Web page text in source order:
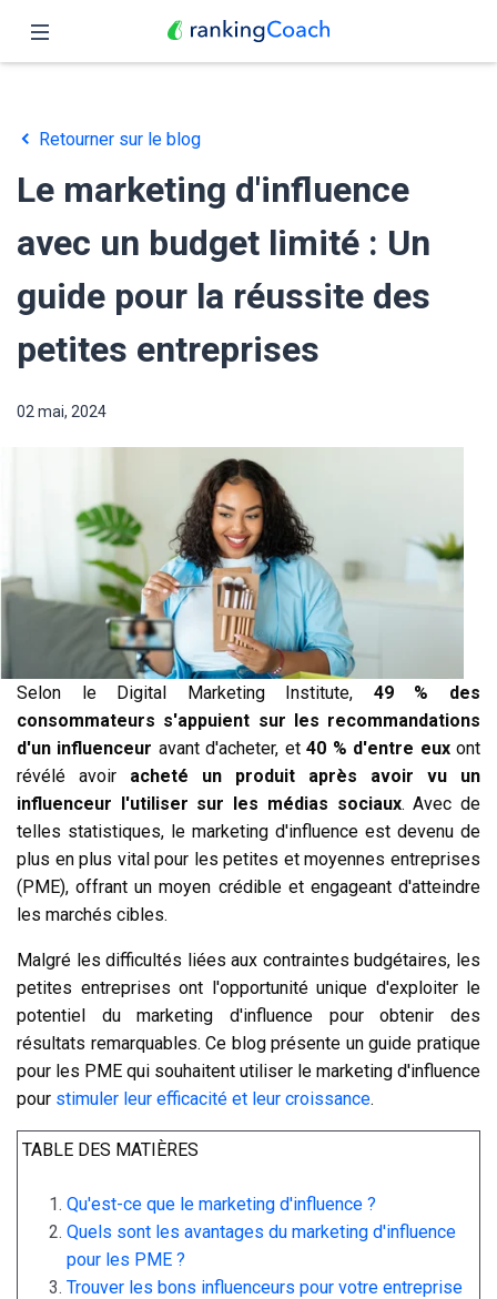
Fonctionnalités
Tarifs
Partenaires
Blog
Français
Retourner sur le blog
Le marketing d'influence
avec un budget limité : Un
guide pour la réussite des
petites entreprises
02 mai, 2024
Selon le Digital Marketing Institute, 49 % des
consommateurs s'appuient sur les recommandations
d'un influenceur avant d'acheter, et40 % d'entre euxont
révélé avoir acheté un produit après avoir vu un
influenceur l'utiliser sur les médias sociaux. Avec de
telles statistiques, le marketing d'influence est devenu de
plus en plus vital pour les petites et moyennes entreprises
(PME), offrant un moyen crédible et engageant d'atteindre
les marchés cibles.
Malgré les difficultés liées aux contraintes budgétaires, les
petites entreprises ont l'opportunité unique d'exploiter le
potentiel du marketing d'influence pour obtenir des
résultats remarquables. Ce blog présente un guide pratique
pour les PME qui souhaitent utiliser le marketing d'influence
pour stimuler leur efficacité et leur croissance.
TABLE DES MATIÈRES
Qu'est-ce que le marketing d'influence ?
Quels sont les avantages du marketing d'influence
pour les PME ?
Trouver les bons influenceurs pour votre entreprise